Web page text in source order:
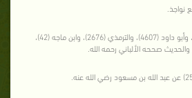
نواجذ.
رواه ابن حبان (1/179) واللفظ له، وأبو داود (4607)، والترمذي (2676)، وابن ماجه (42)،